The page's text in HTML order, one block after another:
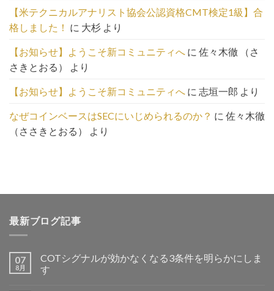
こ
ち
ら
【米テクニカルアナリスト協会公認資格CMT検定1級】合
格しました！ に 大杉 より
【お知らせ】ようこそ新コミュニティへ に 佐々木徹 （さ
さきとおる）
より
【お知らせ】ようこそ新コミュニティへ に 志垣一郎 より
なぜコインベースはSECにいじめられるのか？ に 佐々木徹
（ささきとおる）
より
最新ブログ記事
07
8月
COTシグナルが効かなくなる3条件を明らかにしま
す